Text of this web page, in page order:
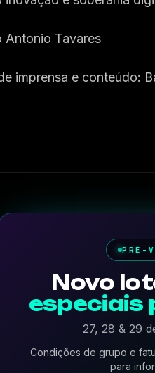
Antonio Tavares
imprensa e conteúdo:
PRÉ-
Novo
especiais
27, 28 & 29
Condições de grupo e
para